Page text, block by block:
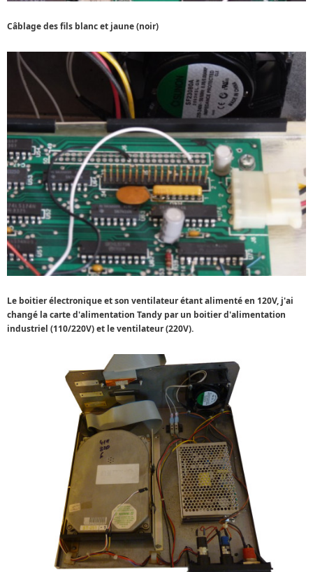
Câblage des fils blanc et jaune (noir)
Le boitier électronique et son ventilateur étant alimenté en 120V, j'ai
changé la carte d'alimentation Tandy par un boitier d'alimentation
industriel (110/220V) et le ventilateur (220V).